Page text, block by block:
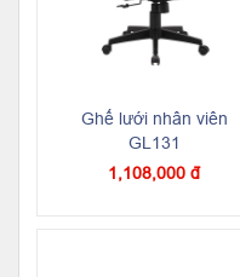
Ghế lưới nhân viên
GL131
1,108,000 đ